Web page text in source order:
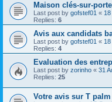
Maison clés-sur-porte
Last post by gofstef01 «
Replies: 6
Avis aux candidats
Last post by gofstef01 «
Replies: 4
Evaluation des
Last post by zorinho « 31
Replies: 25
Votre avis sur T palm